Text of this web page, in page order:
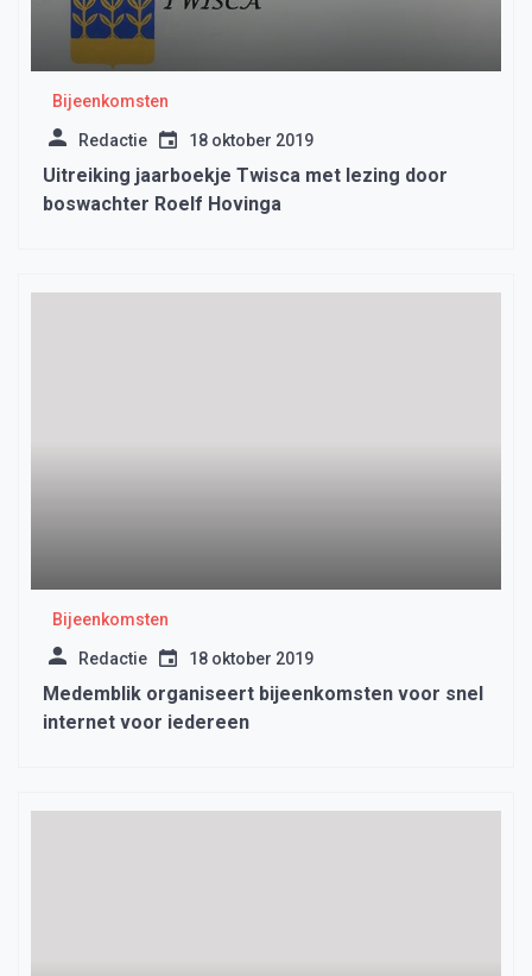
Bijeenkomsten
Redactie 18 oktober 2019
Uitreiking jaarboekje Twisca met lezing door
boswachter Roelf Hovinga
Bijeenkomsten
Redactie 18 oktober 2019
Medemblik organiseert bijeenkomsten voor snel
internet voor iedereen